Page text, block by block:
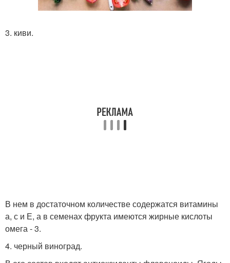
3. киви.
В нем в достаточном количестве содержатся витамины
а, с и Е, а в семенах фрукта имеются жирные кислоты
омега - 3.
4. черный виноград.